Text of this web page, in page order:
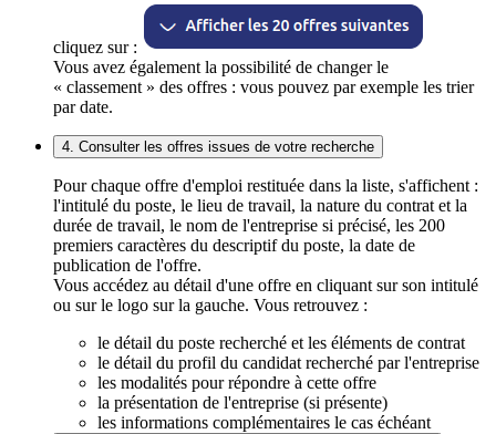
cliquez sur :
Vous avez également la possibilité de changer le
« classement » des offres : vous pouvez par exemple les trier
par date.
4. Consulter les offres issues de votre recherche
Pour chaque offre d'emploi restituée dans la liste, s'affichent :
l'intitulé du poste, le lieu de travail, la nature du contrat et la
durée de travail, le nom de l'entreprise si précisé, les 200
premiers caractères du descriptif du poste, la date de
publication de l'offre.
Vous accédez au détail d'une offre en cliquant sur son intitulé
ou sur le logo sur la gauche. Vous retrouvez :
le détail du poste recherché et les éléments de contrat
le détail du profil du candidat recherché par l'entreprise
les modalités pour répondre à cette offre
la présentation de l'entreprise (si présente)
les informations complémentaires le cas échéant